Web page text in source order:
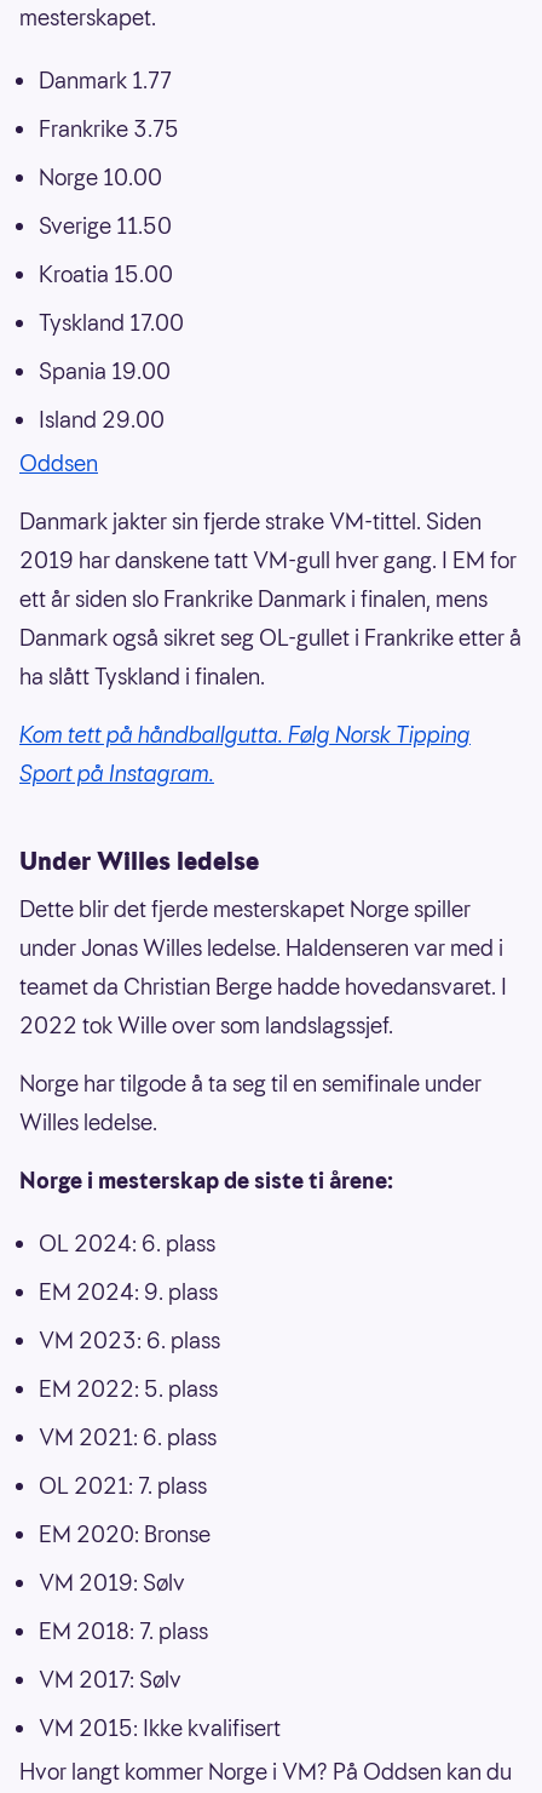
mesterskapet.
Danmark 1.77
Frankrike 3.75
Norge 10.00
Sverige 11.50
Kroatia 15.00
Tyskland 17.00
Spania 19.00
Island 29.00
Oddsen
Danmark jakter sin fjerde strake VM-tittel. Siden
2019 har danskene tatt VM-gull hver gang. I EM for
ett år siden slo Frankrike Danmark i finalen, mens
Danmark også sikret seg OL-gullet i Frankrike etter å
ha slått Tyskland i finalen.
Kom tett på håndballgutta. Følg Norsk Tipping
Sport på Instagram.
Under Willes ledelse
Dette blir det fjerde mesterskapet Norge spiller
under Jonas Willes ledelse. Haldenseren var med i
teamet da Christian Berge hadde hovedansvaret. I
2022 tok Wille over som landslagssjef.
Norge har tilgode å ta seg til en semifinale under
Willes ledelse.
Norge i mesterskap de siste ti årene:
OL 2024: 6. plass
EM 2024: 9. plass
VM 2023: 6. plass
EM 2022: 5. plass
VM 2021: 6. plass
OL 2021: 7. plass
EM 2020: Bronse
VM 2019: Sølv
EM 2018: 7. plass
VM 2017: Sølv
VM 2015: Ikke kvalifisert
Hvor langt kommer Norge i VM? På Oddsen kan du